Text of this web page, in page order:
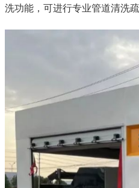
洗功能，可进行专业管道清洗